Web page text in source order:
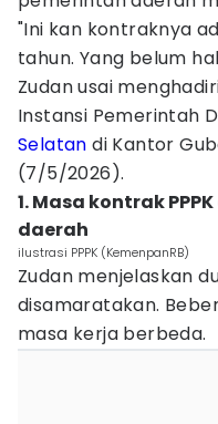
"Ini kan kontraknya
tahun. Yang belum
Zudan usai
Instansi Pemerintah
Selatan di Kantor
(7/5/2026).
1. Masa kontrak
daerah
ilustrasi PPPK (KemenpanRB)
Zudan menjelaskan
disamaratakan.
masa kerja berbeda.